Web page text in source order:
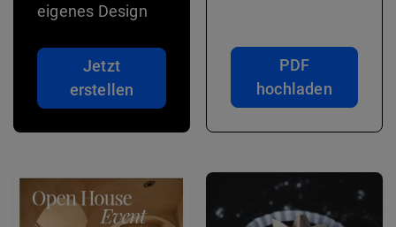
eigenes Design
Jetzt
erstellen
PDF
hochladen